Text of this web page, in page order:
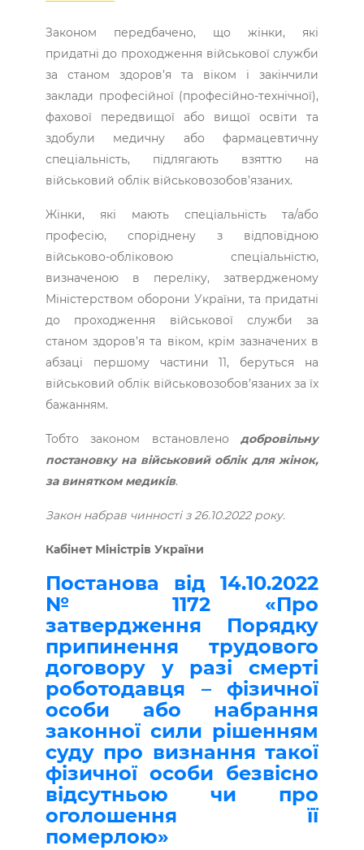
Законом передбачено, що жінки, які
придатні до проходження військової служби
за станом здоров’я та віком і закінчили
заклади професійної (професійно-технічної),
фахової передвищої або вищої освіти та
здобули медичну або фармацевтичну
спеціальність, підлягають взяттю на
військовий облік військовозобов’язаних.
Жінки, які мають спеціальність та/або
професію, споріднену з відповідною
військово-обліковою спеціальністю,
визначеною в переліку, затвердженому
Міністерством оборони України, та придатні
до проходження військової служби за
станом здоров’я та віком, крім зазначених в
абзаці першому частини 11, беруться на
військовий облік військовозобов’язаних за їх
бажанням.
Тобто законом встановленодобровільну
постановку на військовий облік для жінок,
за винятком медиків.
Закон набрав чинності з 26.10.2022 року.
Кабінет Міністрів України
Постанова від 14.10.2022
№ 1172 «Про
затвердження Порядку
припинення трудового
договору у разі смерті
роботодавця – фізичної
особи або набрання
законної сили рішенням
суду про визнання такої
фізичної особи безвісно
відсутньою чи про
оголошення її
померлою»